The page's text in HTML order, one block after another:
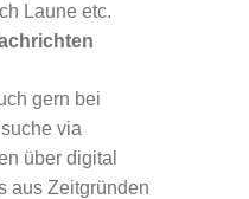
Laune etc.
gern bei
via
über digital
aus Zeitgründen